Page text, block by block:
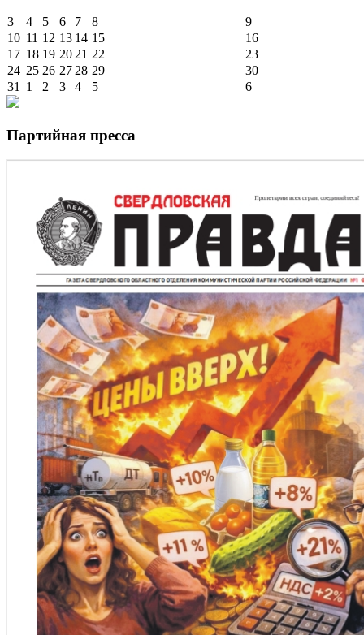
3 4 5 6 7 8
9
10 11 12 13 14 15
16
17 18 19 20 21 22
23
24 25 26 27 28 29
30
31
1 2 3 4 5 6
Партийная пресса